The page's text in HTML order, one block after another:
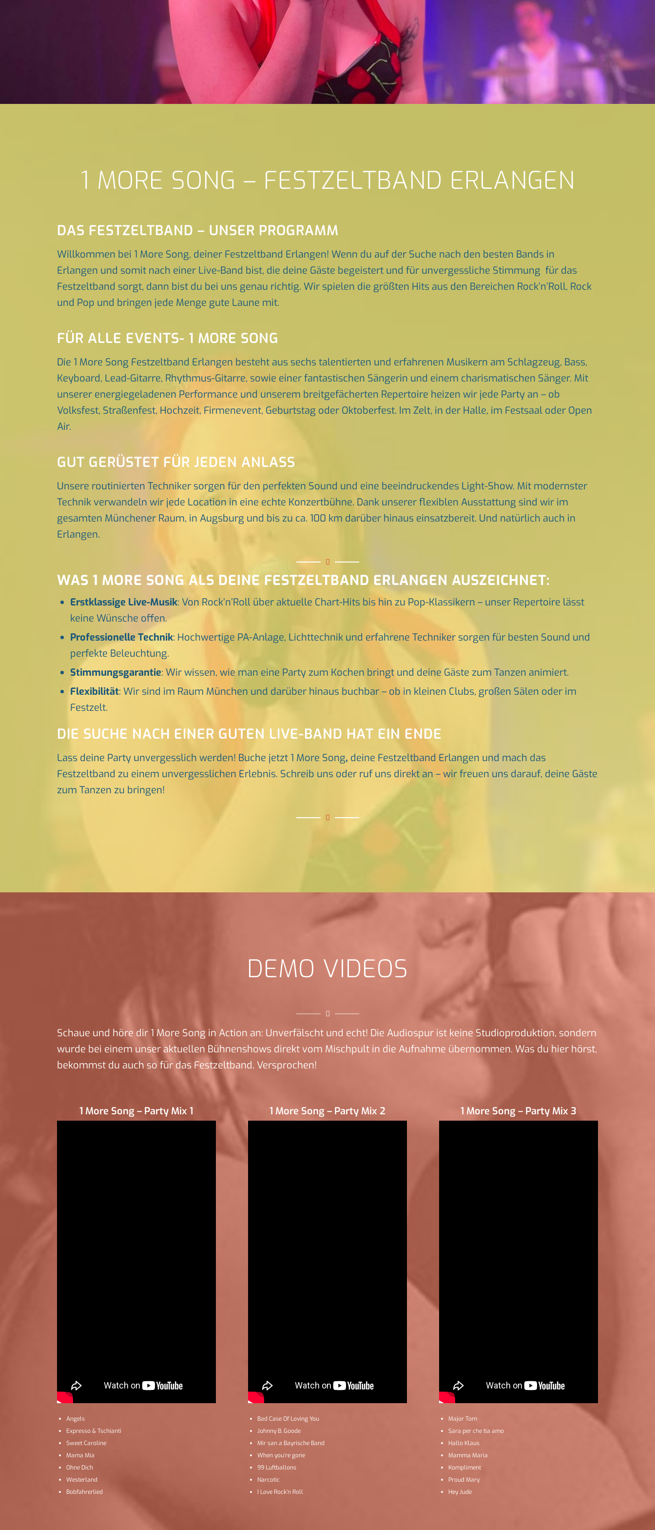
1 MORE SONG – FESTZELTBAND ERLANGEN
DAS FESTZELTBAND – UNSER PROGRAMM
Willkommen bei 1 More Song, deiner Festzeltband Erlangen! Wenn du auf der Suche nach den besten Bands in
Erlangen und somit nach einer Live-Band bist, die deine Gäste begeistert und für unvergessliche Stimmung für das
Festzeltband sorgt, dann bist du bei uns genau richtig. Wir spielen die größten Hits aus den Bereichen Rock’n’Roll, Rock
und Pop und bringen jede Menge gute Laune mit.
FÜR ALLE EVENTS- 1 MORE SONG
Die 1 More Song Festzeltband Erlangen besteht aus sechs talentierten und erfahrenen Musikern am Schlagzeug, Bass,
Keyboard, Lead-Gitarre, Rhythmus-Gitarre, sowie einer fantastischen Sängerin und einem charismatischen Sänger. Mit
unserer energiegeladenen Performance und unserem breitgefächerten Repertoire heizen wir jede Party an – ob
Volksfest, Straßenfest, Hochzeit, Firmenevent, Geburtstag oder Oktoberfest. Im Zelt, in der Halle, im Festsaal oder Open
Air.
GUT GERÜSTET FÜR JEDEN ANLASS
Unsere routinierten Techniker sorgen für den perfekten Sound und eine beeindruckendes Light-Show. Mit modernster
Technik verwandeln wir jede Location in eine echte Konzertbühne. Dank unserer flexiblen Ausstattung sind wir im
gesamten Münchener Raum, in Augsburg und bis zu ca. 100 km darüber hinaus einsatzbereit. Und natürlich auch in
Erlangen.
WAS 1 MORE SONG ALS DEINE FESTZELTBAND ERLANGEN AUSZEICHNET:
Erstklassige Live-Musik: Von Rock’n’Roll über aktuelle Chart-Hits bis hin zu Pop-Klassikern – unser Repertoire lässt
keine Wünsche offen.
Professionelle Technik: Hochwertige PA-Anlage, Lichttechnik und erfahrene Techniker sorgen für besten Sound und
perfekte Beleuchtung.
Stimmungsgarantie: Wir wissen, wie man eine Party zum Kochen bringt und deine Gäste zum Tanzen animiert.
Flexibilität: Wir sind im Raum München und darüber hinaus buchbar – ob in kleinen Clubs, großen Sälen oder im
Festzelt.
DIE SUCHE NACH EINER GUTEN LIVE-BAND HAT EIN ENDE
Lass deine Party unvergesslich werden! Buche jetzt 1 More Song, deine Festzeltband Erlangen und mach das
Festzeltband zu einem unvergesslichen Erlebnis. Schreib uns oder ruf uns direkt an – wir freuen uns darauf, deine Gäste
zum Tanzen zu bringen!
DEMO VIDEOS
Schaue und höre dir 1 More Song in Action an: Unverfälscht und echt! Die Audiospur ist keine Studioproduktion, sondern
wurde bei einem unser aktuellen Bühnenshows direkt vom Mischpult in die Aufnahme übernommen. Was du hier hörst,
bekommst du auch so für das Festzeltband. Versprochen!
1 More Song – Party Mix 1
Angels
Expresso & Tschianti
Sweet Caroline
Mama Mia
Ohne Dich
Westerland
Bobfahrerlied
1 More Song – Party Mix 2
Bad Case Of Loving You
Johnny B. Goode
Mir san a Bayrische Band
When you’re gone
99 Luftballons
Narcotic
I Love Rock’n Roll
1 More Song – Party Mix 3
Major Tom
Sara per che tia amo
Hallo Klaus
Mamma Maria
Kompliment
Proud Mary
Hey Jude